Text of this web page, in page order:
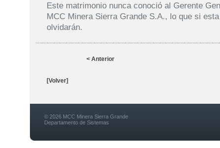
Este matrimonio nunca conoció al Gerente
MCC Minera Sierra Grande S.A., lo que si
olvidarán.
< Anterior
[Volver]
© 2026 MCC Minera Sierra Grande
Departamento de Sistemas